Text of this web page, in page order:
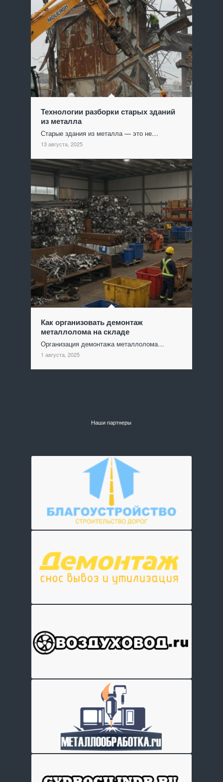
Технологии разборки старых зданий
из металла
Старые здания из металла — это не…
13 августа, 2025
Как организовать демонтаж
металлолома на складе
Организация демонтажа металлолома…
1 августа, 2025
Наши партнеры